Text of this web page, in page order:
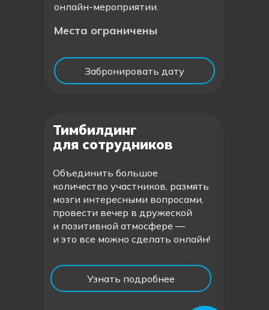
Тимбилдинг
для сотрудников
Узнать подробнее
Забронировать дату
Объединить большое
количество участников, размять
мозги интересными вопросами,
провести вечер в дружеской
и позитивной атмосфере —
и это все можно сделать онлайн!
онлайн-мероприятии.
Места ограничены